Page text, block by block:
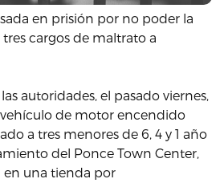
en prisión por no poder la
cargos de maltrato a
autoridades, el pasado viernes,
de motor encendido
a tres menores de 6, 4 y 1 año
del Ponce Town Center,
una tienda por